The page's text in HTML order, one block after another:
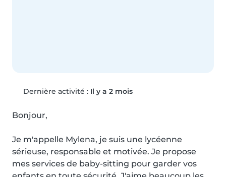
Dernière activité : Il y a 2 mois
Bonjour,
Je m'appelle Mylena, je suis une lycéenne
sérieuse, responsable et motivée. Je propose
mes services de baby-sitting pour garder vos